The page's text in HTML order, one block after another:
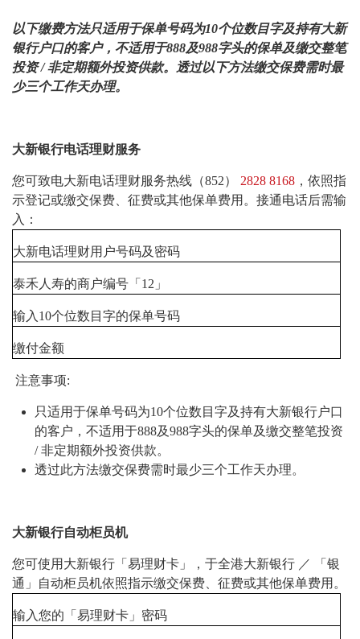
以下缴费方法只适用于保单号码为10个位数目字及持有大新
银行户口的客户，不适用于888及988字头的保单及缴交整笔
投资/非定期额外投资供款。透过以下方法缴交保费需时最
少三个工作天办理。
大新银行电话理财服务
您可致电大新电话理财服务热线（852） 2828 8168 ，依照指
示登记或缴交保费、征费或其他保单费用。接通电话后需输
入：
大新电话理财用户号码及密码
泰禾人寿的商户编号「12」
输入10个位数目字的保单号码
缴付金额
注意事项:
只适用于保单号码为10个位数目字及持有大新银行户口
的客户，不适用于888及988字头的保单及缴交整笔投资
/ 非定期额外投资供款。
透过此方法缴交保费需时最少三个工作天办理。
大新银行自动柜员机
您可使用大新银行「易理财卡」，于全港大新银行 ／ 「银
通」自动柜员机依照指示缴交保费、征费或其他保单费用。
输入您的「易理财卡」密码